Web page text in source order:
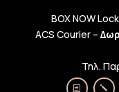
BOX NOW
ACS Courier –
Τηλ.